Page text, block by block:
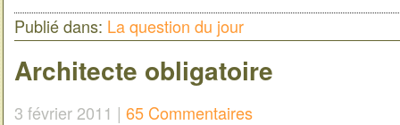
Publié dans: La question du jour
Architecte obligatoire
3 février 2011 | 65 Commentaires